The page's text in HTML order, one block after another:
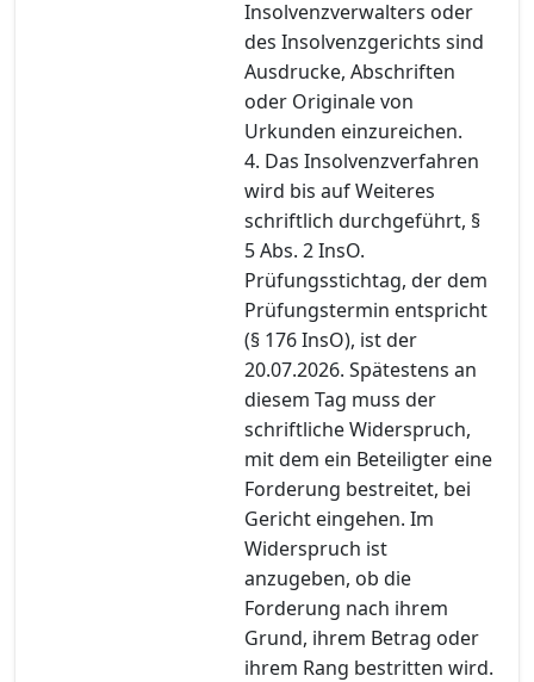
Insolvenzverwalters oder
des Insolvenzgerichts sind
Ausdrucke, Abschriften
oder Originale von
Urkunden einzureichen.
4. Das Insolvenzverfahren
wird bis auf Weiteres
schriftlich durchgeführt, §
5 Abs. 2 InsO.
Prüfungsstichtag, der dem
Prüfungstermin entspricht
(§ 176 InsO), ist der
20.07.2026. Spätestens an
diesem Tag muss der
schriftliche Widerspruch,
mit dem ein Beteiligter eine
Forderung bestreitet, bei
Gericht eingehen. Im
Widerspruch ist
anzugeben, ob die
Forderung nach ihrem
Grund, ihrem Betrag oder
ihrem Rang bestritten wird.